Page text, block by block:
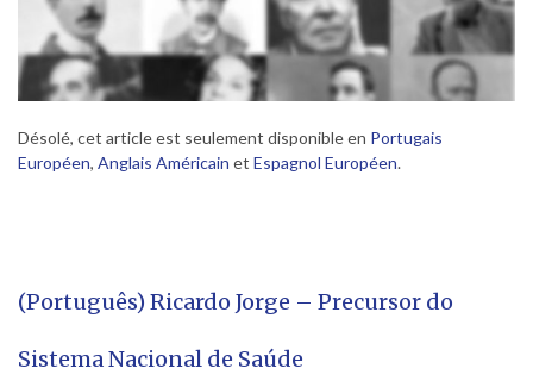
Désolé, cet article est seulement disponible en Portugais
Européen, Anglais Américain et Espagnol Européen.
(Português) Ricardo Jorge – Precursor do
Sistema Nacional de Saúde